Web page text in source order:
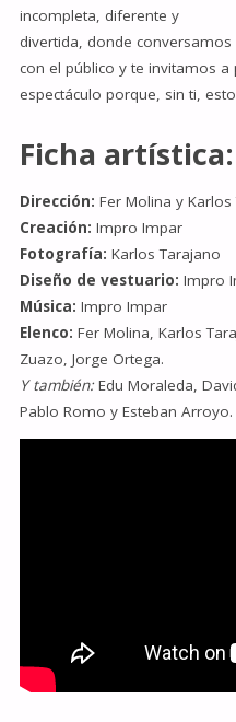
incompleta, diferente y
divertida, donde conversamos
con el público y te invitamos a
espectáculo porque, sin ti,
Ficha artística:
Dirección: Fer Molina y Karlos
Creación: Impro Impar
Fotografía: Karlos Tarajano
Diseño de vestuario: Impro
Música: Impro Impar
Elenco: Fer Molina, Karlos
Zuazo, Jorge Ortega.
Y también:Edu Moraleda,
Pablo Romo y Esteban Arroyo.